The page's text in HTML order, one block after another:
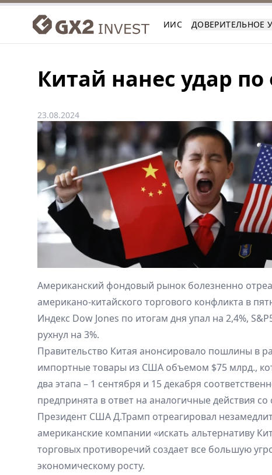
ИИС ДОВЕРИТЕЛЬНОЕ
Китай нанес удар
23.08.2024
Американский фондовый рынок болезненно
американо-китайского торгового конфликта в
Индекс Dow Jones по итогам дня упал на 2,4%,
рухнул на 3%.
Правительство Китая анонсировало пошлины в
импортные товары из США объемом $75 млрд.,
два этапа – 1 сентября и 15 декабря
предпринята в ответ на аналогичные действия
Президент США Д.Трамп отреагировал
американские компании «искать альтернативу
торговых противоречий создает все большую
экономическому росту.